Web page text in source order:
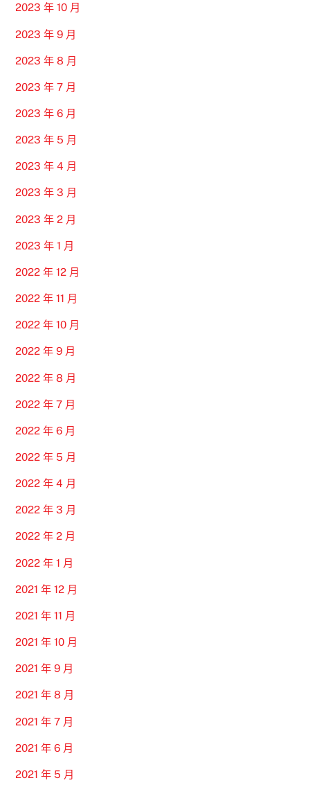
2023 年 10 月
2023 年 9 月
2023 年 8 月
2023 年 7 月
2023 年 6 月
2023 年 5 月
2023 年 4 月
2023 年 3 月
2023 年 2 月
2023 年 1 月
2022 年 12 月
2022 年 11 月
2022 年 10 月
2022 年 9 月
2022 年 8 月
2022 年 7 月
2022 年 6 月
2022 年 5 月
2022 年 4 月
2022 年 3 月
2022 年 2 月
2022 年 1 月
2021 年 12 月
2021 年 11 月
2021 年 10 月
2021 年 9 月
2021 年 8 月
2021 年 7 月
2021 年 6 月
2021 年 5 月